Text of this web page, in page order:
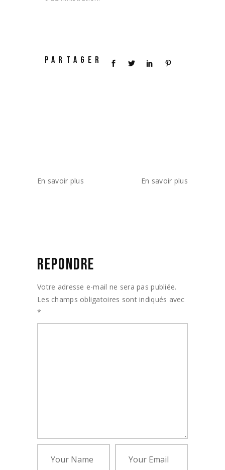
Votre adresse e-mail ne sera pas publiée.
Les champs obligatoires sont indiqués avec
*